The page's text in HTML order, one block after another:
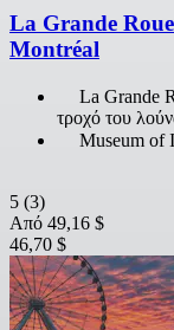
La Grande
Montréal
La Grande
τροχό του
Museum of
5 (3)
Από 49,16 $
46,70 $